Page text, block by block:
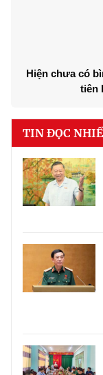
Hiện chưa có
tiên
TIN ĐỌC